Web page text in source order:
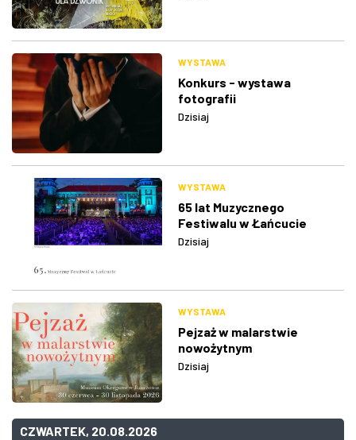
WYSTAWA
Konkurs - wystawa
fotografii
Dzisiaj
WYSTAWA
65 lat Muzycznego
Festiwalu w Łańcucie
Dzisiaj
WYSTAWA
Pejzaż w malarstwie
nowożytnym
Dzisiaj
CZWARTEK, 20.08.2026